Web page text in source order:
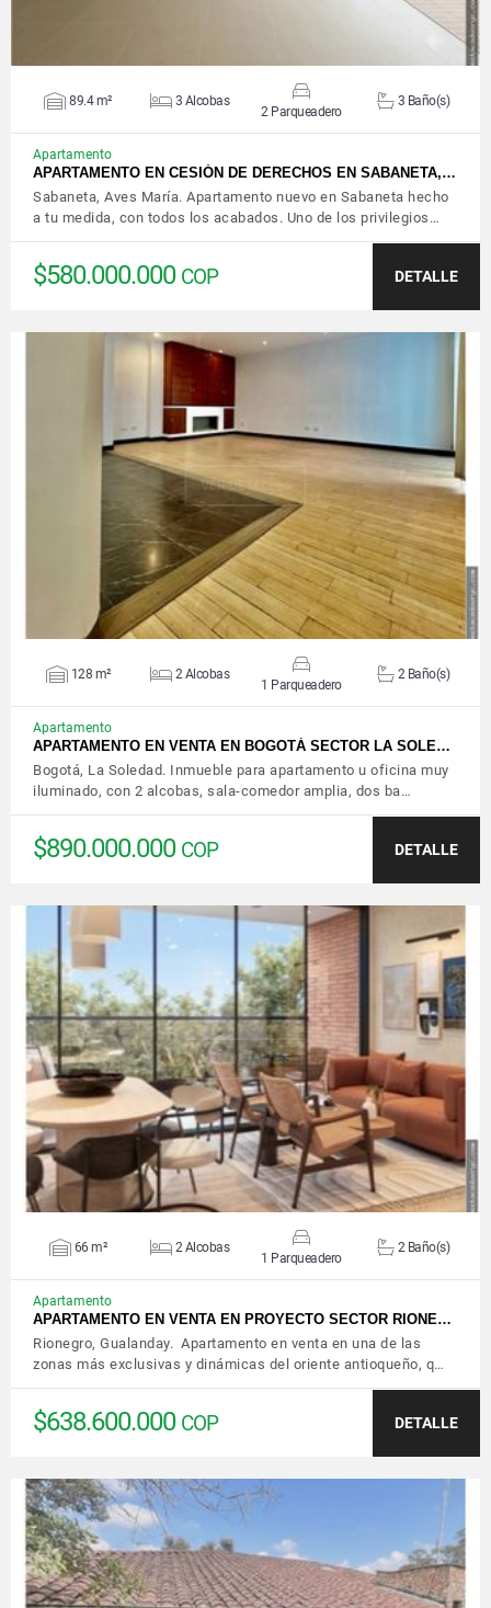
89.4 m² 3 Alcobas
2 Parqueadero
3 Baño(s)
Apartamento
APARTAMENTO EN CESIÓN DE DERECHOS EN SABANETA,…
Sabaneta, Aves María. Apartamento nuevo en Sabaneta hecho
a tu medida, con todos los acabados. Uno de los privilegios…
$580.000.000 COP DETALLE
VER DETALLES
128 m² 2 Alcobas
1 Parqueadero
2 Baño(s)
Apartamento
APARTAMENTO EN VENTA EN BOGOTÁ SECTOR LA SOLE…
Bogotá, La Soledad. Inmueble para apartamento u oficina muy
iluminado, con 2 alcobas, sala-comedor amplia, dos ba…
$890.000.000 COP DETALLE
VER DETALLES
66 m² 2 Alcobas
1 Parqueadero
2 Baño(s)
Apartamento
APARTAMENTO EN VENTA EN PROYECTO SECTOR RIONE…
Rionegro, Gualanday. Apartamento en venta en una de las
zonas más exclusivas y dinámicas del oriente antioqueño, q…
$638.600.000 COP DETALLE